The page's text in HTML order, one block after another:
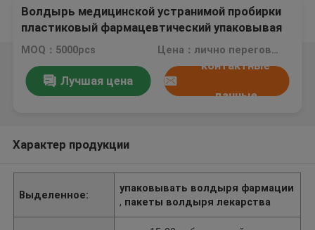
Волдырь медицинской устранимой пробирки
пластиковый фармацевтический упаковывая
для коробки 10 пробирок 1ml/3ml/10ml
MOQ：5000pcs Цена：лично переговорить
Лучшая цена
контактные
данные
Характер продукции
Выделенное:
упаковывать волдыря фармации
, пакеты волдыря лекарства